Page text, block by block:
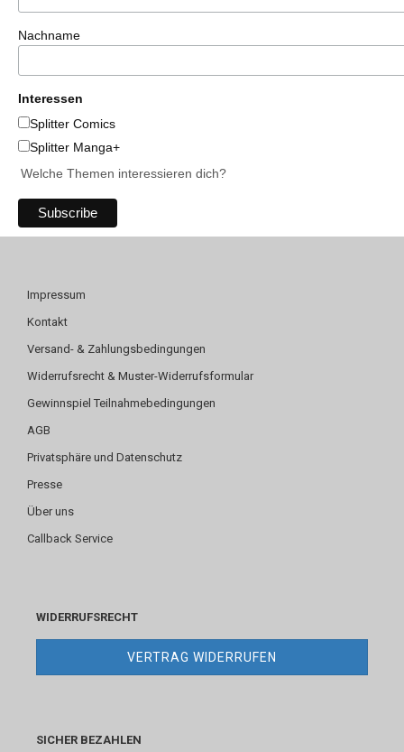
Nachname
Interessen
Splitter Comics
Splitter Manga+
Welche Themen interessieren dich?
Impressum
Kontakt
Versand- & Zahlungsbedingungen
Widerrufsrecht & Muster-Widerrufsformular
Gewinnspiel Teilnahmebedingungen
AGB
Privatsphäre und Datenschutz
Presse
Über uns
Callback Service
WIDERRUFSRECHT
VERTRAG WIDERRUFEN
SICHER BEZAHLEN